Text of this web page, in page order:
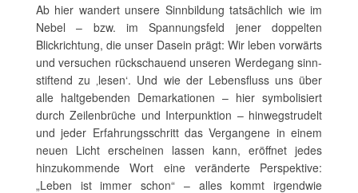
Ab hier wandert unsere Sinnbildung tatsächlich wie im
Nebel – bzw. im Spannungsfeld jener doppelten
Blickrichtung, die unser Dasein prägt: Wir leben vorwärts
und versuchen rückschauend unseren Werdegang sinn-
stiftend zu ‚lesen‘. Und wie der Lebensfluss uns über
alle haltgebenden Demarkationen – hier symbolisiert
durch Zeilenbrüche und Interpunktion – hinwegstrudelt
und jeder Erfahrungsschritt das Vergangene in einem
neuen Licht erscheinen lassen kann, eröffnet jedes
hinzukommende Wort eine veränderte Perspektive:
„Leben ist immer schon“ – alles kommt irgendwie